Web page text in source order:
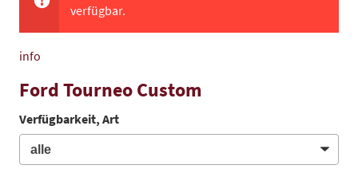
verfügbar.
info
Ford Tourneo Custom
Verfügbarkeit, Art